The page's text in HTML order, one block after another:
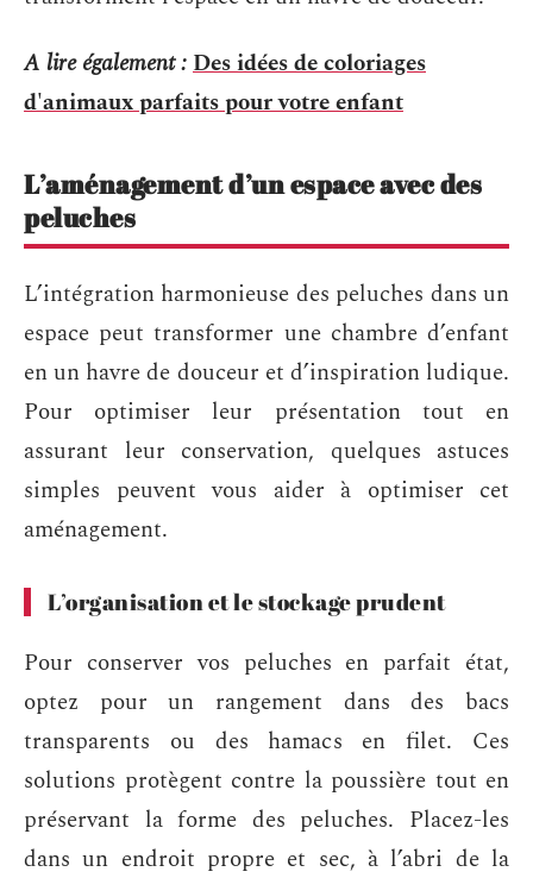
A lire également :Des idées de coloriages
d'animaux parfaits pour votre enfant
L’aménagement d’un espace avec des
peluches
L’intégration harmonieuse des peluches dans un
espace peut transformer une chambre d’enfant
en un havre de douceur et d’inspiration ludique.
Pour optimiser leur présentation tout en
assurant leur conservation, quelques astuces
simples peuvent vous aider à optimiser cet
aménagement.
L’organisation et le stockage prudent
Pour conserver vos peluches en parfait état,
optez pour un rangement dans des bacs
transparents ou des hamacs en filet. Ces
solutions protègent contre la poussière tout en
préservant la forme des peluches. Placez-les
dans un endroit propre et sec, à l’abri de la